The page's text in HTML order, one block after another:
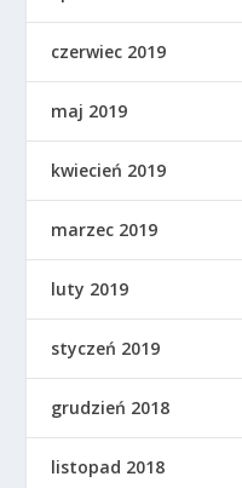
czerwiec 2019
maj 2019
kwiecień 2019
marzec 2019
luty 2019
styczeń 2019
grudzień 2018
listopad 2018